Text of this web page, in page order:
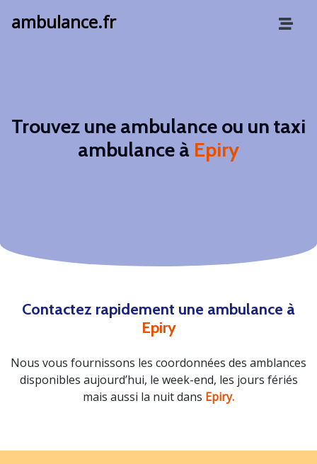
ambulance.fr
Trouvez une ambulance ou un taxi
ambulance à Epiry
Contactez rapidement une ambulance à
Epiry
Nous vous fournissons les coordonnées des amblances
disponibles aujourd’hui, le week-end, les jours fériés
mais aussi la nuit dans Epiry.